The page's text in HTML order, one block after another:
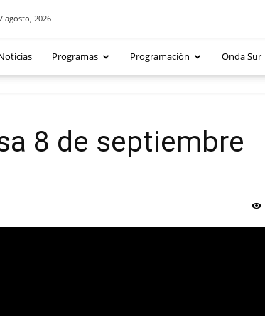
agosto, 2026
Programas Programación Onda Sur
8 de septiembre